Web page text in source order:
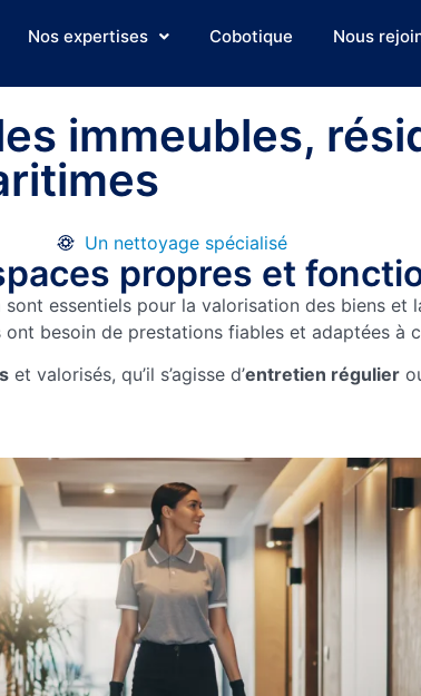
Nos expertises Cobotique Nous
immeubles,
Un nettoyage spécialisé
propres et
sont essentiels pour la valorisation des biens et
besoin de prestations fiables et adaptées à
et valorisés, qu’il s’agisse d’entretien régulier